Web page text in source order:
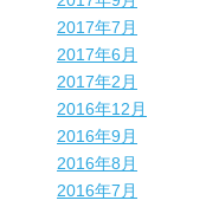
2017年7月
2017年6月
2017年2月
2016年12月
2016年9月
2016年8月
2016年7月